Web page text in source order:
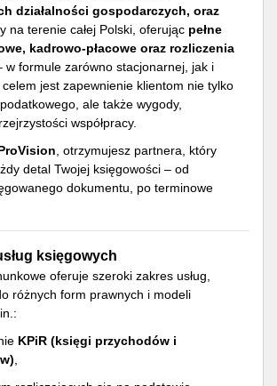
działalności gospodarczych, oraz
na terenie całej Polski, oferując pełne
kadrowo-płacowe oraz rozliczenia
w formule zarówno stacjonarnej, jak i
jest zapewnienie klientom nie tylko
ale także wygody,
współpracy.
, otrzymujesz partnera, który
detal Twojej księgowości – od
dokumentu, po terminowe
księgowych
oferuje szeroki zakres usług,
różnych form prawnych i modeli
KPiR (księgi przychodów i